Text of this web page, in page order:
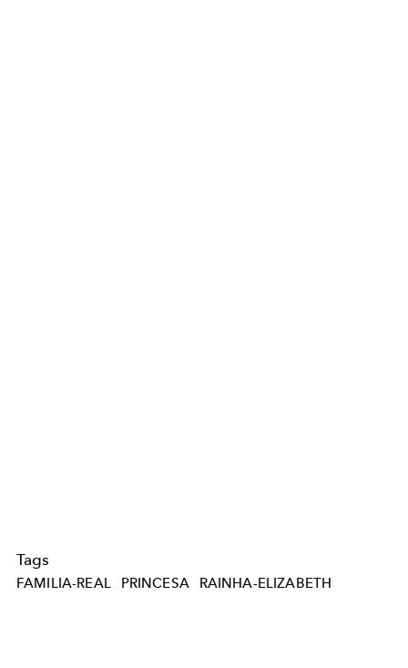
Tags
FAMILIA-REAL PRINCESA RAINHA-ELIZABETH